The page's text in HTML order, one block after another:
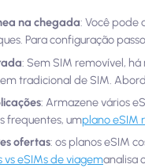
na chegada: Você pode
Para configuração
: Sem SIM removível,
tradicional de SIM.
: Armazene vários
frequentes, umplano eSIM
ofertas: os planos eSIM
vs eSIMs de viagemanalisa